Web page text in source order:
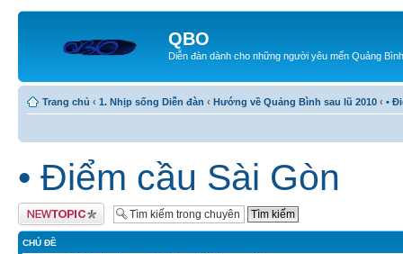
QBO
Diễn đàn dành cho những người yêu mến Quảng Bình
Trang chủ ‹ 1. Nhịp sống Diễn đàn ‹ Hướng về Quảng Bình sau lũ 2010 ‹ •
• Điểm cầu Sài Gòn
Tạo chủ đề mới
CHỦ ĐỀ